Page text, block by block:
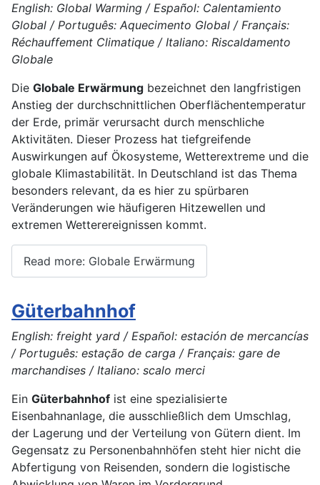
English: Global Warming / Español: Calentamiento
Global / Português: Aquecimento Global / Français:
Réchauffement Climatique / Italiano: Riscaldamento
Globale
Die Globale Erwärmung bezeichnet den langfristigen
Anstieg der durchschnittlichen Oberflächentemperatur
der Erde, primär verursacht durch menschliche
Aktivitäten. Dieser Prozess hat tiefgreifende
Auswirkungen auf Ökosysteme, Wetterextreme und die
globale Klimastabilität. In Deutschland ist das Thema
besonders relevant, da es hier zu spürbaren
Veränderungen wie häufigeren Hitzewellen und
extremen Wetterereignissen kommt.
Read more: Globale Erwärmung
Güterbahnhof
English: freight yard / Español: estación de mercancías
/ Português: estação de carga / Français: gare de
marchandises / Italiano: scalo merci
Ein Güterbahnhof ist eine spezialisierte
Eisenbahnanlage, die ausschließlich dem Umschlag,
der Lagerung und der Verteilung von Gütern dient. Im
Gegensatz zu Personenbahnhöfen steht hier nicht die
Abfertigung von Reisenden, sondern die logistische